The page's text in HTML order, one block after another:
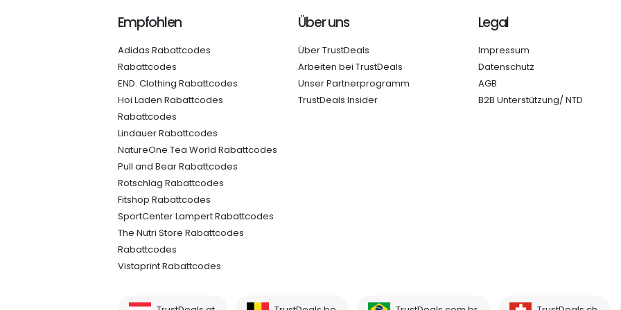
Empfohlen
Adidas Rabattcodes
Rabattcodes
END. Clothing Rabattcodes
Hoi Laden Rabattcodes
Rabattcodes
Lindauer Rabattcodes
NatureOne Tea World Rabattcodes
Pull and Bear Rabattcodes
Rotschlag Rabattcodes
Fitshop Rabattcodes
SportCenter Lampert Rabattcodes
The Nutri Store Rabattcodes
Rabattcodes
Vistaprint Rabattcodes
Über uns
Über TrustDeals
Arbeiten bei TrustDeals
Unser Partnerprogramm
TrustDeals Insider
Legal
Impressum
Datenschutz
AGB
B2B Unterstützung/ NTD